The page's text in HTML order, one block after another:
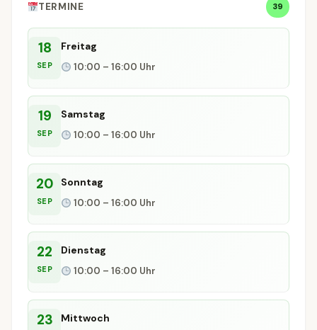
TERMINE 39
18
SEP
Freitag
10:00 – 16:00 Uhr
19
SEP
Samstag
10:00 – 16:00 Uhr
20
SEP
Sonntag
10:00 – 16:00 Uhr
22
SEP
Dienstag
10:00 – 16:00 Uhr
23 Mittwoch